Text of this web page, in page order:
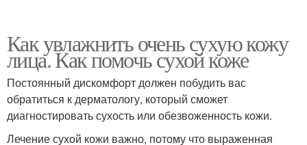
Как увлажнить очень сухую кожу
лица. Как помочь сухой коже
Постоянный дискомфорт должен побудить вас
обратиться к дерматологу, который сможет
диагностировать сухость или обезвоженность кожи.
Лечение сухой кожи важно, потому что выраженная